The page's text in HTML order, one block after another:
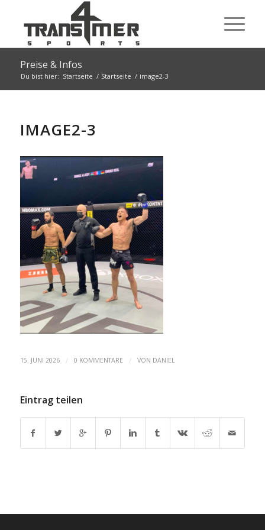
Preise & Infos
Du bist hier: Startseite / Startseite / image2-3
IMAGE2-3
15. JUNI 2026 / 0 KOMMENTARE / VON DANIEL
Eintrag teilen